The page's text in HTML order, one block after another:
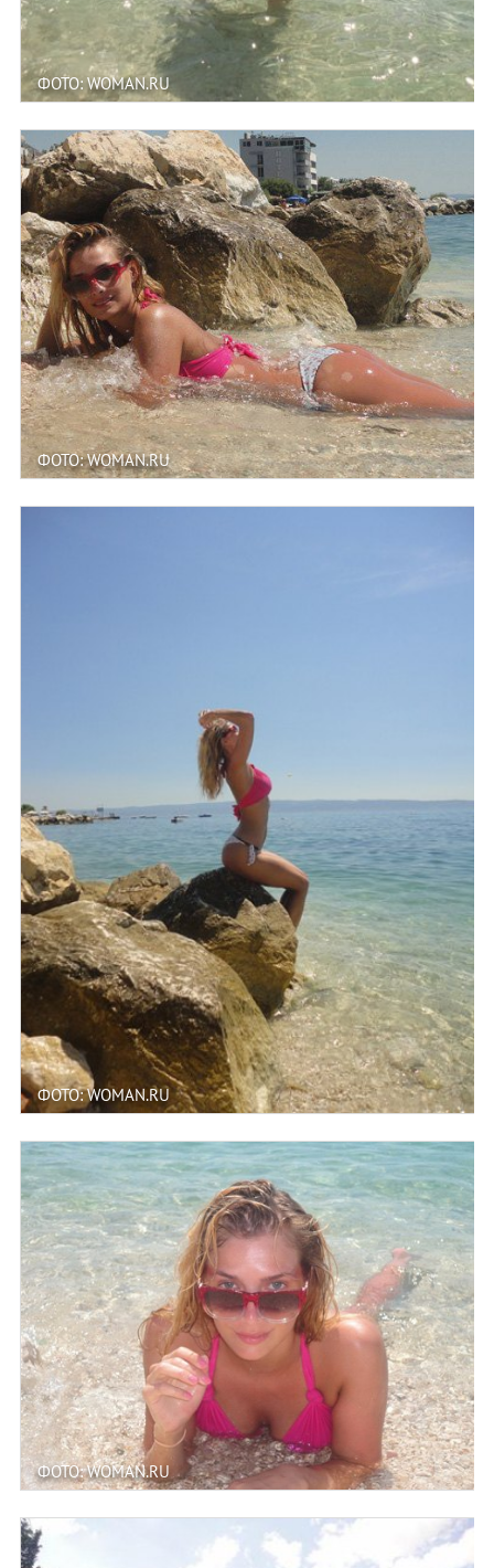
ФОТО: WOMAN.RU
ФОТО: WOMAN.RU
ФОТО: WOMAN.RU
ФОТО: WOMAN.RU